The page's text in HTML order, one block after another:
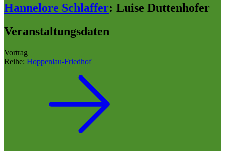
Hannelore Schlaffer: Luise Duttenhofer
Veranstaltungsdaten
Vortrag
Reihe: Hoppenlau-Friedhof